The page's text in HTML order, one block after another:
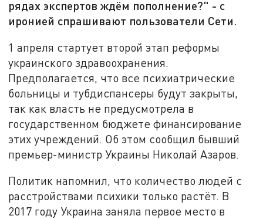
рядах экспертов ждём пополнение?" - с
иронией спрашивают пользователи Сети.
1 апреля стартует второй этап реформы
украинского здравоохранения.
Предполагается, что все психиатрические
больницы и тубдиспансеры будут закрыты,
так как власть не предусмотрела в
государственном бюджете финансирование
этих учреждений. Об этом сообщил бывший
премьер-министр Украины Николай Азаров.
Политик напомнил, что количество людей с
расстройствами психики только растёт. В
2017 году Украина заняла первое место в